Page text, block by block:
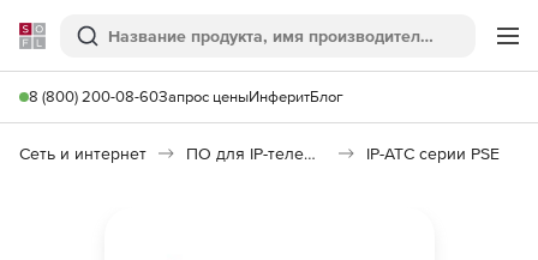
Softline
Поиск
8 (800) 200-08-60Запрос ценыИнферитБлог
Сеть и интернет ПО для IP-телефонии IP-АТС серии PSE